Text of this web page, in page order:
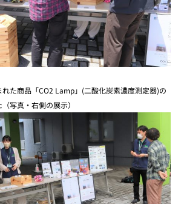
た商品「CO2 Lamp」(二酸化炭素濃度測定器)の
写真・右側の展示）